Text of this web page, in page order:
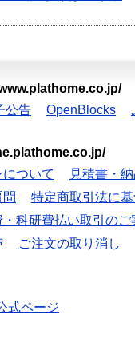
公告 OpenBlocks
ついて
見積書・
特定商取引法に
科研費払い取引のご
ご注文の取り消し
式ページ